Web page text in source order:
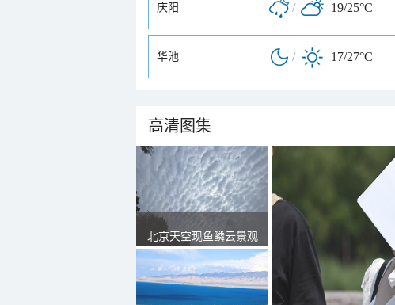
庆阳 / 19/25°C
华池 / 17/27°C
高清图集
北京天空现鱼鳞云景观